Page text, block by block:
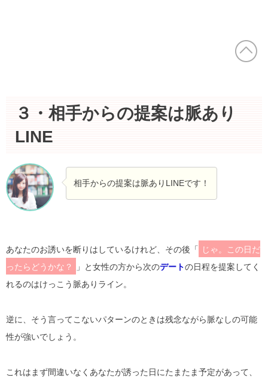
３・相手からの提案は脈あり
LINE
相手からの提案は脈ありLINEです！
あなたのお誘いを断りはしているけれど、その後「
じゃ。この日だ
ったらどうかな？
」と女性の方から次のデートの日程を提案してく
れるのはけっこう脈ありライン。
逆に、そう言ってこないパターンのときは残念ながら脈なしの可能
性が強いでしょう。
これはまず間違いなくあなたが誘った日にたまたま予定があって、